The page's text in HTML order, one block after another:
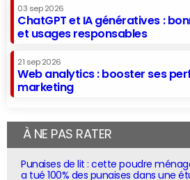
03 sep 2026
ChatGPT et IA génératives :
et usages responsables
21 sep 2026
Web analytics : booster ses
marketing
À NE PAS RATER
Punaises de lit : cette poudre
a tué 100% des punaises dans une